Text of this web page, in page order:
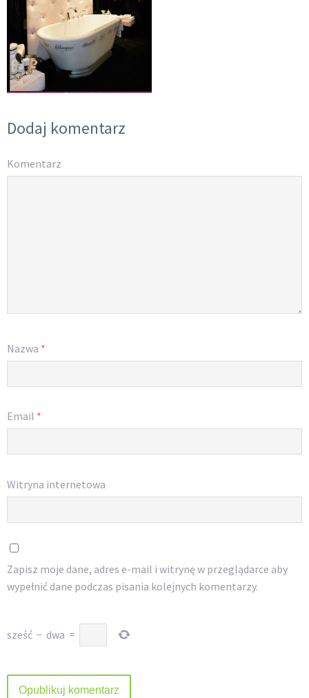
Dodaj komentarz
Komentarz
Nazwa *
Email *
Witryna internetowa
Zapisz moje dane, adres e-mail i witrynę w przeglądarce aby
wypełnić dane podczas pisania kolejnych komentarzy.
sześć − dwa =